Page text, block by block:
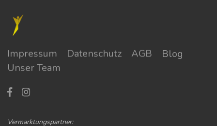
Impressum Datenschutz AGB
Blog
Unser Team
Vermarktungspartner: